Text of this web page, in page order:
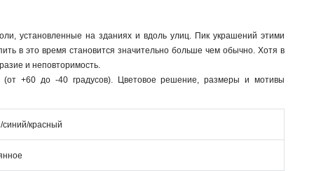
установленные на зданиях и вдоль улиц. Пик украшений этими
в это время становится значительно больше чем обычно. Хотя в
и неповторимость.
+60 до -40 градусов). Цветовое решение, размеры и мотивы
красный